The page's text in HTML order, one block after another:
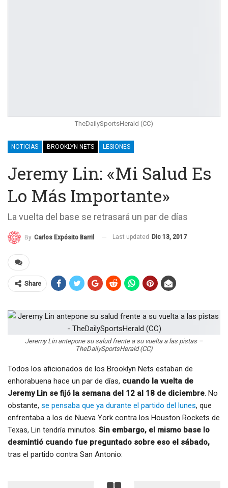
TheDailySportsHerald (CC)
NOTICIAS BROOKLYN NETS LESIONES
Jeremy Lin: «Mi Salud Es
Lo Más Importante»
La vuelta del base se retrasará un par de días
By Carlos Expósito Barril Last updated Dic 13, 2017
Share
Jeremy Lin antepone su salud frente a su vuelta a las pistas –
TheDailySportsHerald (CC)
Todos los aficionados de los Brooklyn Nets estaban de
enhorabuena hace un par de días, cuando la vuelta de
Jeremy Lin se fijó la semana del 12 al 18 de diciembre. No
obstante, se pensaba que ya durante el partido del lunes, que
enfrentaba a los de Nueva York contra los Houston Rockets de
Texas, Lin tendría minutos. Sin embargo, el mismo base lo
desmintió cuando fue preguntado sobre eso el sábado,
tras el partido contra San Antonio: